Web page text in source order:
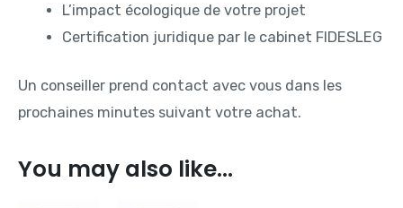
L’impact écologique de votre projet
Certification juridique par le cabinet FIDESLEG
Un conseiller prend contact avec vous dans les
prochaines minutes suivant votre achat.
You may also like…